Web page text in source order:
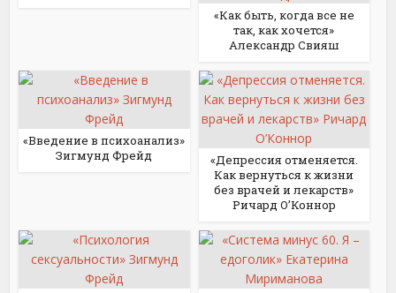
«Как быть, когда все не
так, как хочется»
Александр Свияш
«Введение в психоанализ»
Зигмунд Фрейд
«Депрессия отменяется.
Как вернуться к жизни
без врачей и лекарств»
Ричард О’Коннор